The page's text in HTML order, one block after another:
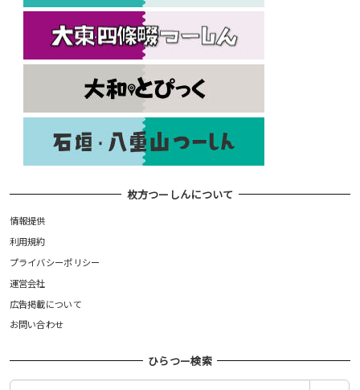
枚方つーしんについて
情報提供
利用規約
プライバシーポリシー
運営会社
広告掲載について
お問い合わせ
ひらつー検索
検